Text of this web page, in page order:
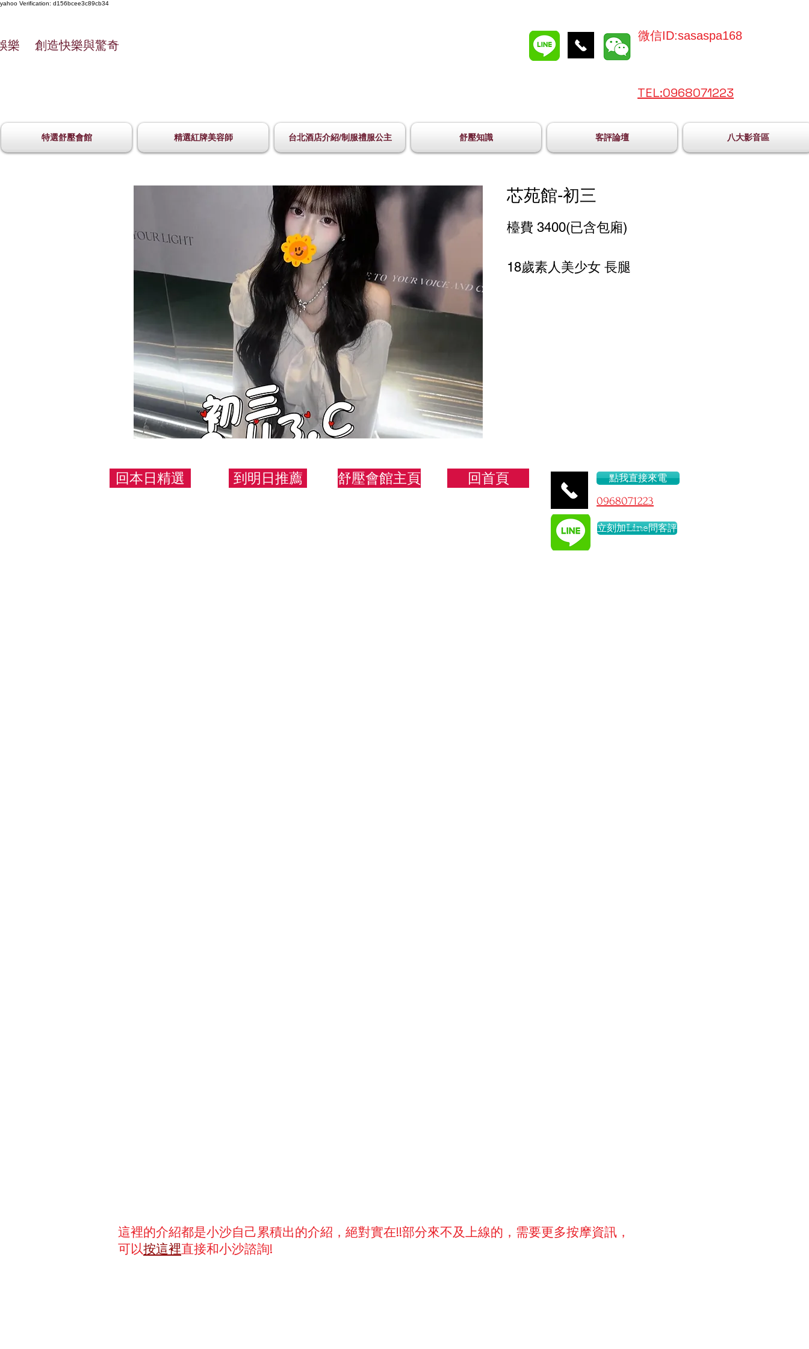
yahoo Verification: d156bcee3c89cb34
樂 創造快樂與驚奇
微信ID:sasaspa168
TEL:0968071223
特選舒壓會館 精選紅牌美容師 台北酒店介紹/制服禮服公主 舒壓知識 客評論壇 八大影音區
芯苑館-初三
檯費 3400(已含包廂)
18歲素人美少女 長腿
回本日精選 到明日推薦 舒壓會館主頁 回首頁 點我直接來電
0968071223
立刻加Line問客評
這裡的介紹都是小沙自己累積出的介紹，絕對實在!!部分來不及上線的，需要更多按摩資訊，
可以按這裡直接和小沙諮詢!